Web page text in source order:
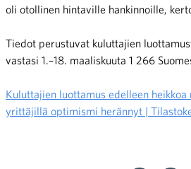
oli otollinen hintaville hankinnoille,
Tiedot perustuvat kuluttajien
vastasi 1.–18. maaliskuuta 1 266
Kuluttajien luottamus edelleen
yrittäjillä optimismi herännyt |